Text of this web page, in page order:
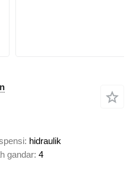
hidraulik
gandar 4